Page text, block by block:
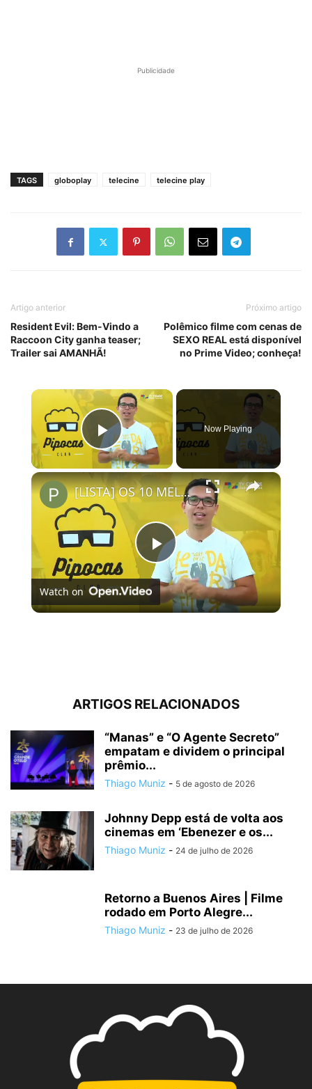
Publicidade
TAGS globoplay telecine telecine play
Artigo anterior
Resident Evil: Bem-Vindo a
Raccoon City ganha teaser;
Trailer sai AMANHÃ!
Próximo artigo
Polêmico filme com cenas de
SEXO REAL está disponível
no Prime Video; conheça!
×
Play Video
Now Playing
×
Play
Video
[LISTA] OS 10 MELHORES FILMES ORIGINAIS NETFLIX | #PipocasIndica
Watch on
ARTIGOS RELACIONADOS
“Manas” e “O Agente Secreto”
empatam e dividem o principal
prêmio...
Thiago Muniz - 5 de agosto de 2026
Johnny Depp está de volta aos
cinemas em ‘Ebenezer e os...
Thiago Muniz - 24 de julho de 2026
Retorno a Buenos Aires | Filme
rodado em Porto Alegre...
Thiago Muniz - 23 de julho de 2026